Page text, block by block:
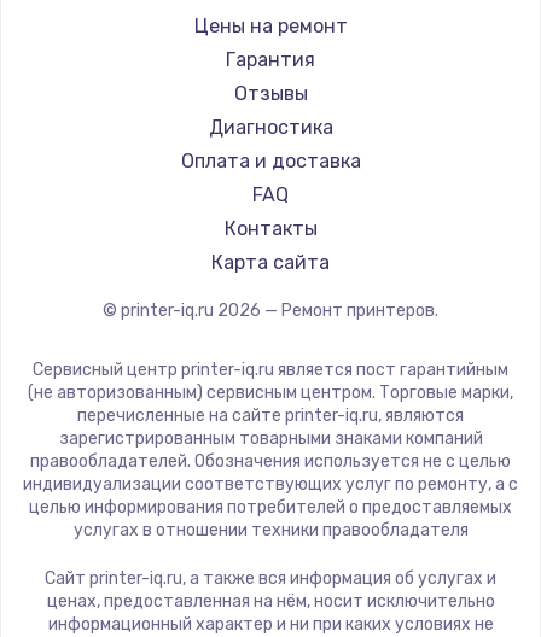
Sharp
TSC
Fujitsu
Godex
Цены на ремонт
Гарантия
Отзывы
Диагностика
Оплата и доставка
FAQ
Контакты
Карта сайта
© printer-iq.ru 2026 — Ремонт принтеров.
Сервисный центр printer-iq.ru является пост гарантийным
(не авторизованным) сервисным центром. Торговые марки,
перечисленные на сайте printer-iq.ru, являются
зарегистрированным товарными знаками компаний
правообладателей. Обозначения используется не с целью
индивидуализации соответствующих услуг по ремонту, а с
целью информирования потребителей о предоставляемых
услугах в отношении техники правообладателя
Сайт printer-iq.ru, а также вся информация об услугах и
ценах, предоставленная на нём, носит исключительно
информационный характер и ни при каких условиях не